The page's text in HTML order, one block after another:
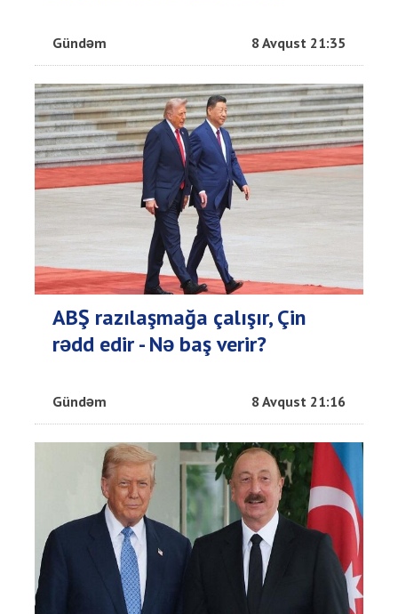
Gündəm 8 Avqust 21:35
ABŞ razılaşmağa çalışır, Çin
rədd edir - Nə baş verir?
Gündəm 8 Avqust 21:16